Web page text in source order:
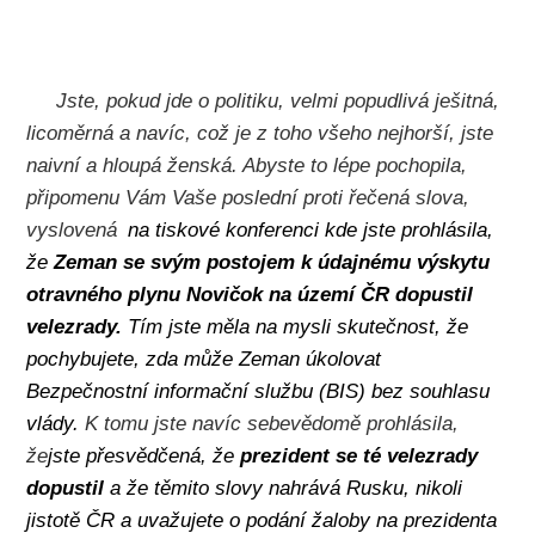
Jste, pokud jde o politiku, velmi popudlivá ješitná,
licoměrná a navíc, což je z toho všeho nejhorší, jste
naivní a hloupá ženská. Abyste to lépe pochopila,
připomenu Vám Vaše poslední proti řečená slova,
vyslovená na tiskové konferenci kde jste prohlásila,
žeZeman se svým postojem k údajnému výskytu
otravného plynu Novičok na území ČR dopustil
velezrady. Tím jste měla na mysli skutečnost, že
pochybujete, zda může Zeman úkolovat
Bezpečnostní informační službu (BIS) bez souhlasu
vlády. K tomu jste navíc sebevědomě prohlásila,
žejste přesvědčená, že prezident se té velezrady
dopustila že těmito slovy nahrává Rusku, nikoli
jistotě ČR a uvažujete o podání žaloby na prezidenta